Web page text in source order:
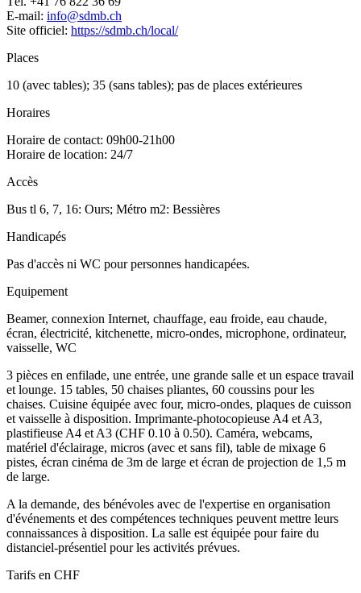
E-mail: info@sdmb.ch
Site officiel: https://sdmb.ch/local/
Places
10 (avec tables); 35 (sans tables); pas de places extérieures
Horaires
Horaire de contact: 09h00-21h00
Horaire de location: 24/7
Accès
Bus tl 6, 7, 16: Ours; Métro m2: Bessières
Handicapés
Pas d'accès ni WC pour personnes handicapées.
Equipement
Beamer, connexion Internet, chauffage, eau froide, eau chaude,
écran, électricité, kitchenette, micro-ondes, microphone, ordinateur,
vaisselle, WC
3 pièces en enfilade, une entrée, une grande salle et un espace travail
et lounge. 15 tables, 50 chaises pliantes, 60 coussins pour les
chaises. Cuisine équipée avec four, micro-ondes, plaques de cuisson
et vaisselle à disposition. Imprimante-photocopieuse A4 et A3,
plastifieuse A4 et A3 (CHF 0.10 à 0.50). Caméra, webcams,
matériel d'éclairage, micros (avec et sans fil), table de mixage 6
pistes, écran cinéma de 3m de large et écran de projection de 1,5 m
de large.
A la demande, des bénévoles avec de l'expertise en organisation
d'événements et des compétences techniques peuvent mettre leurs
connaissances à disposition. La salle est équipée pour faire du
distanciel-présentiel pour les activités prévues.
Tarifs en CHF